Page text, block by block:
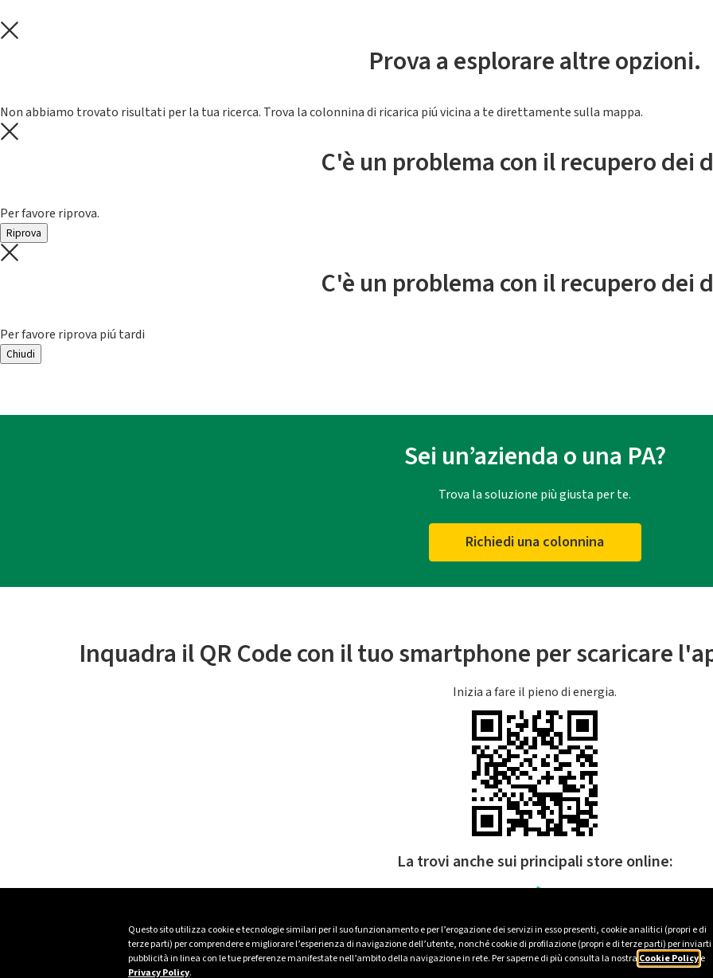
Questo sito utilizza cookie e tecnologie similari per il suo funzionamento e per l’erogazione dei servizi in esso presenti, cookie analitici (propri e di
terze parti) per comprendere e migliorare l’esperienza di navigazione dell’utente, nonché cookie di profilazione (propri e di terze parti) per inviarti
pubblicità in linea con le tue preferenze manifestate nell’ambito della navigazione in rete. Per saperne di più consulta la nostra Cookie Policye
Privacy Policy.
Prova a esplorare altre opzioni.
Non abbiamo trovato risultati per la tua ricerca. Trova la colonnina di ricarica piú vicina a te direttamente sulla mappa.
C'è un problema con il recupero dei
Per favore riprova.
Riprova
C'è un problema con il recupero dei
Per favore riprova piú tardi
Chiudi
Sei un’azienda o una PA?
Trova la soluzione più giusta per te.
Richiedi una colonnina
Inquadra il QR Code con il tuo smartphone per scaricare
Inizia a fare il pieno di energia.
La trovi anche sui principali store online: